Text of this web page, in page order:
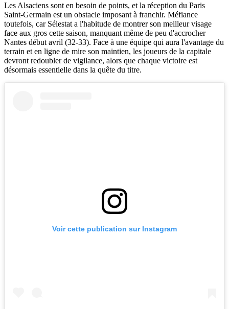
Les Alsaciens sont en besoin de points, et la réception du Paris
Saint-Germain est un obstacle imposant à franchir. Méfiance
toutefois, car Sélestat a l'habitude de montrer son meilleur visage
face aux gros cette saison, manquant même de peu d'accrocher
Nantes début avril (32-33). Face à une équipe qui aura l'avantage du
terrain et en ligne de mire son maintien, les joueurs de la capitale
devront redoubler de vigilance, alors que chaque victoire est
désormais essentielle dans la quête du titre.
Voir cette publication sur Instagram